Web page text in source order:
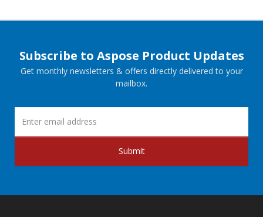
Subscribe to Aspose Product Updates
Get monthly newsletters & offers directly delivered to your
mailbox.
Submit